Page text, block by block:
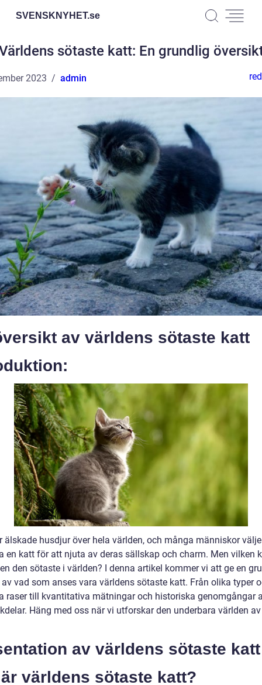
SVENSKNYHET.se
sötaste katt: En grundlig
2023 admin
av världens sötaste katt
älskade husdjur över hela världen, och många människor
en katt för att njuta av deras sällskap och charm. Men vilken
den sötaste i världen? I denna artikel kommer vi att ge en
vad som anses vara världens sötaste katt. Från olika typer
raser till kvantitativa mätningar och historiska genomgångar
Häng med oss när vi utforskar den underbara världen
av världens sötaste katt
världens sötaste katt?